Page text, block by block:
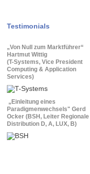
Testimonials
„Von Null zum Marktführer“
Hartmut Wittig
(T-Systems, Vice President
Computing & Application
Services)
„Einleitung eines
Paradigmenwechsels" Gerd
Ocker (BSH, Leiter Regionale
Distribution D, A, LUX, B)